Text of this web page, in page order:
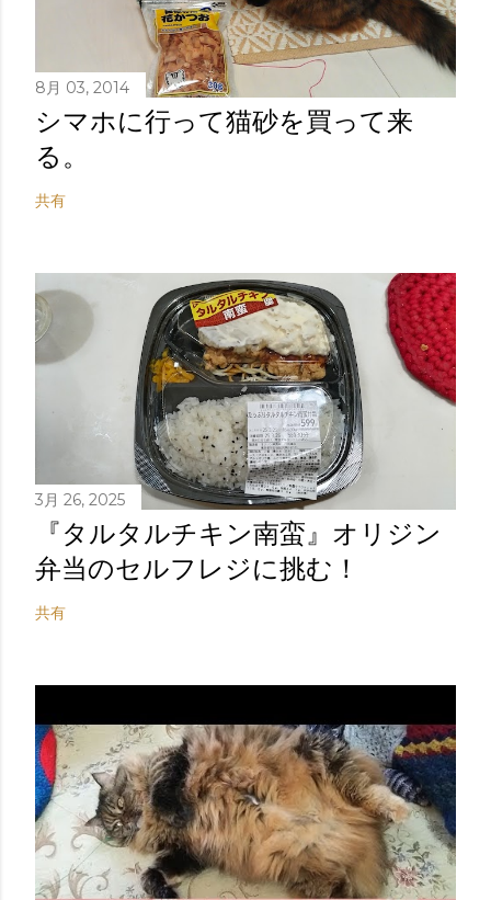
8月 03, 2014
シマホに行って猫砂を買って来
る。
共有
3月 26, 2025
『タルタルチキン南蛮』オリジン
弁当のセルフレジに挑む！
共有